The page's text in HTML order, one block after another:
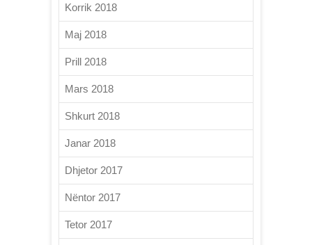
Korrik 2018
Maj 2018
Prill 2018
Mars 2018
Shkurt 2018
Janar 2018
Dhjetor 2017
Nëntor 2017
Tetor 2017